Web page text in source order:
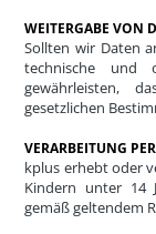
WEITERGABE VON
Sollten wir Daten
technische und
gewährleisten,
gesetzlichen
VERARBEITUNG
kplus erhebt oder
Kindern unter 14
gemäß geltendem